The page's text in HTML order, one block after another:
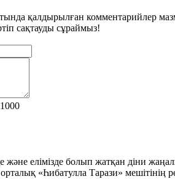
қалдырылған комментарийлер
сақтауды сұраймыз!
және елімізде болып жатқан діни
«Һибатулла Тарази» мешітінің